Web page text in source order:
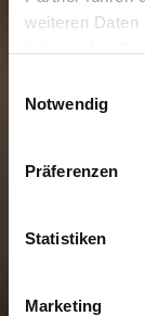
weiteren Daten
Cookies, wenn
Notwendig
Präferenzen
Statistiken
Marketing